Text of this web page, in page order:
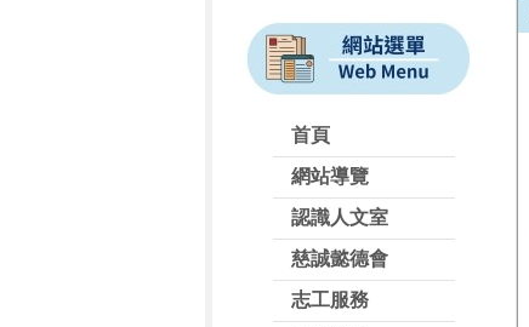
首頁
網站導覽
認識人文室
慈誠懿德會
志工服務